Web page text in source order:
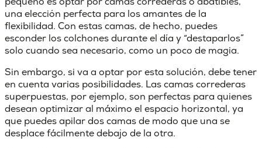
una elección perfecta para los amantes de la
flexibilidad. Con estas camas, de hecho, puedes
esconder los colchones durante el día y “destaparlos”
solo cuando sea necesario, como un poco de magia.
Sin embargo, si va a optar por esta solución, debe tener
en cuenta varias posibilidades. Lascamas correderas
superpuestas, por ejemplo, son perfectas para quienes
desean optimizar al máximo el espacio horizontal, ya
que puedes apilar dos camas de modo que una se
desplace fácilmente debajo de la otra.